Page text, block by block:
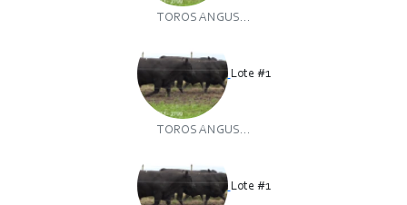
TOROS ANGUS...
Lote #1
TOROS ANGUS...
Lote #1